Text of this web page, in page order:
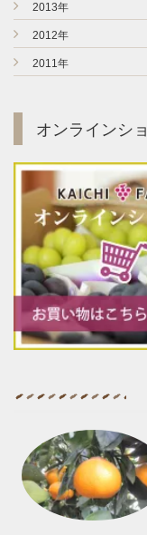
2013年
2012年
2011年
オンラインシ